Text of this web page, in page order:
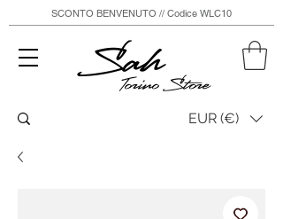
Sah
Torino Store
SCONTO BENVENUTO // Codice WLC10
EUR (€)